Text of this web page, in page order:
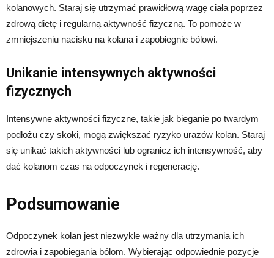
kolanowych. Staraj się utrzymać prawidłową wagę ciała poprzez
zdrową dietę i regularną aktywność fizyczną. To pomoże w
zmniejszeniu nacisku na kolana i zapobiegnie bólowi.
Unikanie intensywnych aktywności
fizycznych
Intensywne aktywności fizyczne, takie jak bieganie po twardym
podłożu czy skoki, mogą zwiększać ryzyko urazów kolan. Staraj
się unikać takich aktywności lub ogranicz ich intensywność, aby
dać kolanom czas na odpoczynek i regenerację.
Podsumowanie
Odpoczynek kolan jest niezwykle ważny dla utrzymania ich
zdrowia i zapobiegania bólom. Wybierając odpowiednie pozycje